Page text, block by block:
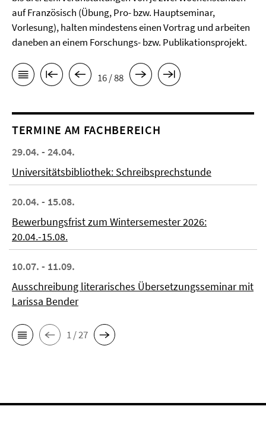
auf Französisch (Übung, Pro- bzw. Hauptseminar,
Vorlesung), halten mindestens einen Vortrag und arbeiten
daneben an einem Forschungs- bzw. Publikationsprojekt.
16 / 88
TERMINE AM FACHBEREICH
29.04. - 24.04.
Universitätsbibliothek: Schreibsprechstunde
20.04. - 15.08.
Bewerbungsfrist zum Wintersemester 2026:
20.04.-15.08.
10.07. - 11.09.
Ausschreibung literarisches Übersetzungsseminar mit
Larissa Bender
1 / 27